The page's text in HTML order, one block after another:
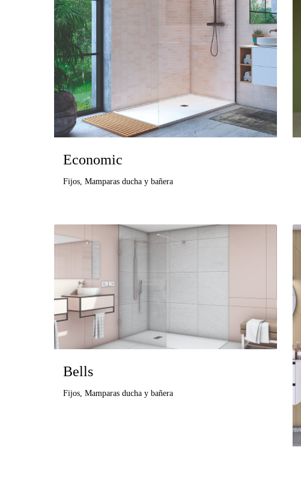
Economic
Fijos ,Mamparas ducha y bañera
Bells
Fijos ,Mamparas ducha y bañera